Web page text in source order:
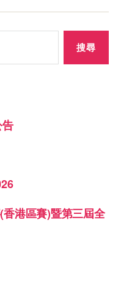
港區賽)暨第三屆全